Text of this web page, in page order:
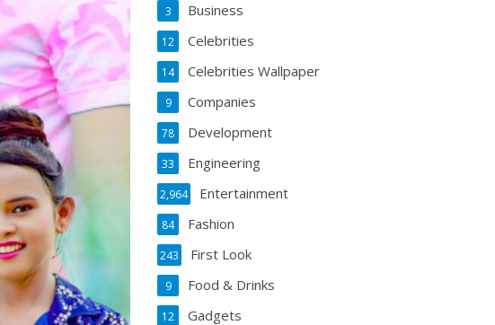
Business
3
Celebrities
12
Celebrities Wallpaper
14
Companies
9
Development
78
Engineering
33
Entertainment
2,964
Fashion
84
First Look
243
Food & Drinks
9
Gadgets
12